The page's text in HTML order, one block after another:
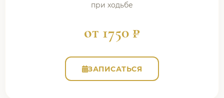
при ходьбе
от 1750 ₽
ЗАПИСАТЬСЯ